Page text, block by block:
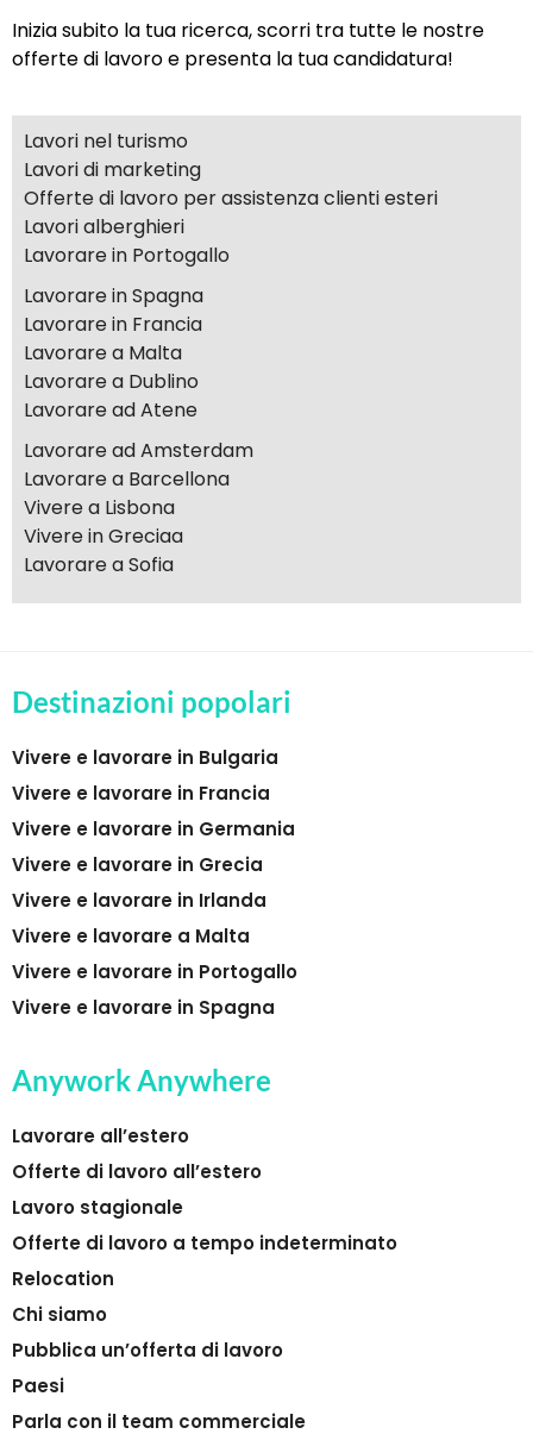
Inizia subito la tua ricerca, scorri tra tutte le nostre
offerte di lavoro e presenta la tua candidatura!
Lavori nel turismo
Lavori di marketing
Offerte di lavoro per assistenza clienti esteri
Lavori alberghieri
Lavorare in Portogallo
Lavorare in Spagna
Lavorare in Francia
Lavorare a Malta
Lavorare a Dublino
Lavorare ad Atene
Lavorare ad Amsterdam
Lavorare a Barcellona
Vivere a Lisbona
Vivere in Greciaa
Lavorare a Sofia
Destinazioni popolari
Vivere e lavorare in Bulgaria
Vivere e lavorare in Francia
Vivere e lavorare in Germania
Vivere e lavorare in Grecia
Vivere e lavorare in Irlanda
Vivere e lavorare a Malta
Vivere e lavorare in Portogallo
Vivere e lavorare in Spagna
Anywork Anywhere
Lavorare all’estero
Offerte di lavoro all’estero
Lavoro stagionale
Offerte di lavoro a tempo indeterminato
Relocation
Chi siamo
Pubblica un’offerta di lavoro
Paesi
Parla con il team commerciale